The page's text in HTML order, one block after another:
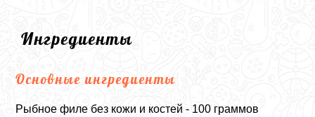
Ингредиенты
Основные ингредиенты
Рыбное филе без кожи и костей - 100 граммов